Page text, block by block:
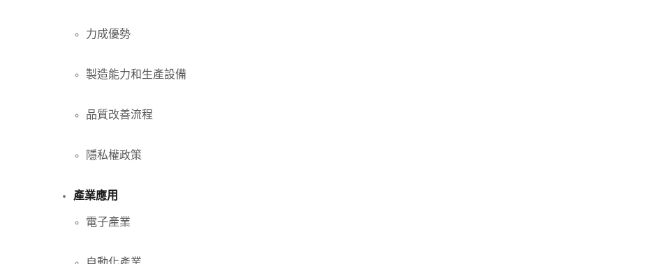
力成優勢
製造能力和生產設備
品質改善流程
隱私權政策
產業應用
電子產業